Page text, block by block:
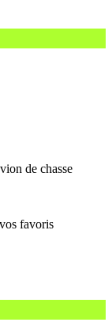
de chasse